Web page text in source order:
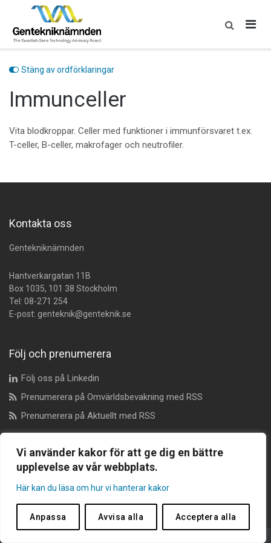
Vi använder kakor för att ge dig en bättre
upplevelse av vår webbplats.
Här kan du läsa om hur vi hanterar kakor
Anpassa Avvisa alla Acceptera alla
content
Stäng av ordförklaringar
Immunceller
Vita blodkroppar. Celler med funktioner i immunförsvaret t.ex.
T-celler, B-celler, makrofager och neutrofiler.
Kontakta oss
Gentekniknämnden
Hantverkargatan 11B
Box 1035, 101 38 Stockholm
Tel: 08-271 254
E-post: genteknik@genteknik.se
Följ och prenumerera
Följ oss på Linkedin
Prenumerera på Omvärldsbevakning med RSS
Prenumerera på Aktuellt med RSS
Dataskyddsombud
dataskyddsombudet@genteknik.se